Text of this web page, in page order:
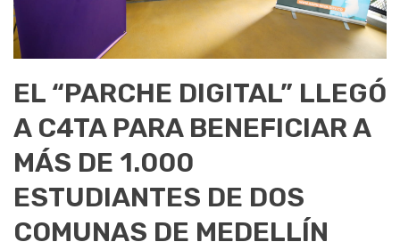
EL “PARCHE DIGITAL” LLEGÓ
A C4TA PARA BENEFICIAR A
MÁS DE 1.000
ESTUDIANTES DE DOS
COMUNAS DE MEDELLÍN